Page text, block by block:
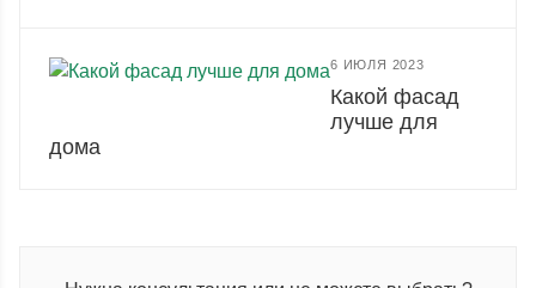
6 ИЮЛЯ 2023
Какой фасад
лучше для
дома